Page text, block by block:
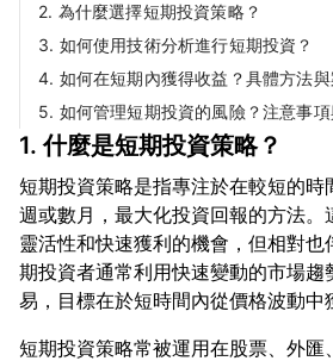
2. 為什麼選擇短期投資策略？
3. 如何使用技術分析進行短期投資？
4. 如何在短期內獲得收益？具體方法
5. 如何管理短期投資的風險？注意事項
1. 什麼是短期投資策略？
短期投資策略是指專注於在較短的時
週或數月，最大化投資回報的方法。
靈活性和快速獲利的機會，但相對也
期投資者通常利用快速變動的市場趨
短期投資策略常被運用在股票、外匯